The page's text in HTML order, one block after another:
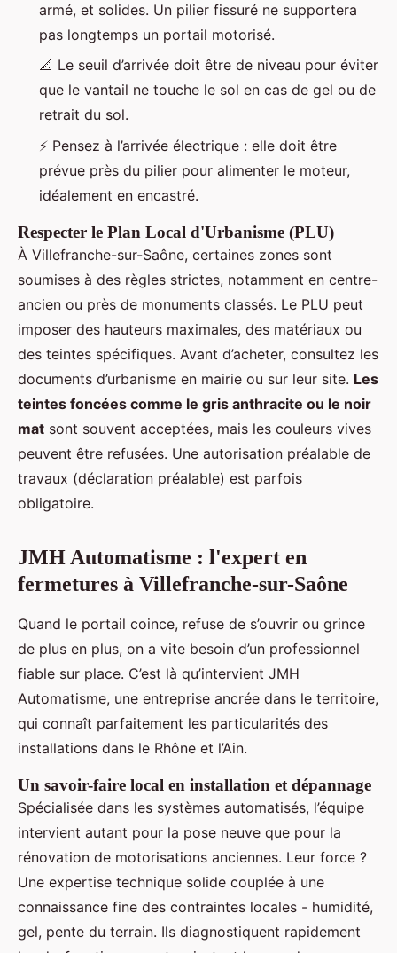
armé, et solides. Un pilier fissuré ne supportera
pas longtemps un portail motorisé.
📐 Le seuil d’arrivée doit être de niveau pour éviter
que le vantail ne touche le sol en cas de gel ou de
retrait du sol.
⚡ Pensez à l’arrivée électrique : elle doit être
prévue près du pilier pour alimenter le moteur,
idéalement en encastré.
Respecter le Plan Local d'Urbanisme (PLU)
À Villefranche-sur-Saône, certaines zones sont
soumises à des règles strictes, notamment en centre-
ancien ou près de monuments classés. Le PLU peut
imposer des hauteurs maximales, des matériaux ou
des teintes spécifiques. Avant d’acheter, consultez les
documents d’urbanisme en mairie ou sur leur site. Les
teintes foncées comme le gris anthracite ou le noir
mat sont souvent acceptées, mais les couleurs vives
peuvent être refusées. Une autorisation préalable de
travaux (déclaration préalable) est parfois
obligatoire.
JMH Automatisme : l'expert en
fermetures à Villefranche-sur-Saône
Quand le portail coince, refuse de s’ouvrir ou grince
de plus en plus, on a vite besoin d’un professionnel
fiable sur place. C’est là qu’intervient JMH
Automatisme, une entreprise ancrée dans le territoire,
qui connaît parfaitement les particularités des
installations dans le Rhône et l’Ain.
Un savoir-faire local en installation et dépannage
Spécialisée dans les systèmes automatisés, l’équipe
intervient autant pour la pose neuve que pour la
rénovation de motorisations anciennes. Leur force ?
Une expertise technique solide couplée à une
connaissance fine des contraintes locales - humidité,
gel, pente du terrain. Ils diagnostiquent rapidement